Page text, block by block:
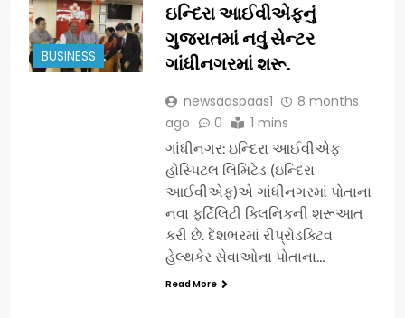
BUSINESS
ઇન્દિરા આઈવીએફનું
ગુજરાતમાં નવું સેન્ટર
ગાંધીનગરમાં શરૂ.
newsaaspaas1
8 months
ago
0 1 mins
ગાંધીનગર: ઇન્દિરા આઈવીએફ
હોસ્પિટલ લિમિટેડ (ઇન્દિરા
આઈવીએફ)એ ગાંધીનગરમાં પોતાના
નવા ફર્ટિલિટી ક્લિનિકની શરૂઆત
કરી છે. દેશભરમાં રીપ્રોડક્ટિવ
હેલ્થકેર સેવાઓના પોતાના…
Read More